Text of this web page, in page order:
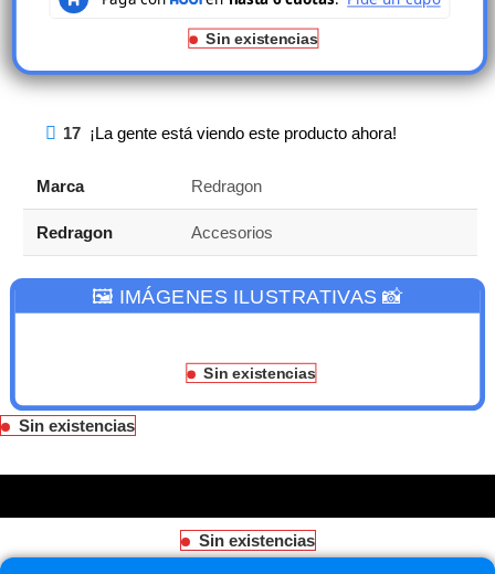
Sin existencias
17 ¡La gente está viendo este producto ahora!
Marca Redragon
Redragon Accesorios
🖼️ IMÁGENES ILUSTRATIVAS 📸
Sin existencias
Sin existencias
Sin existencias